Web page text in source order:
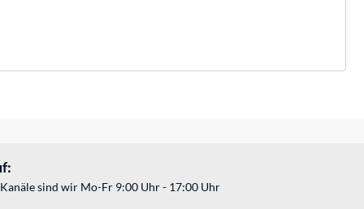
sind wir Mo-Fr 9:00 Uhr - 17:00 Uhr